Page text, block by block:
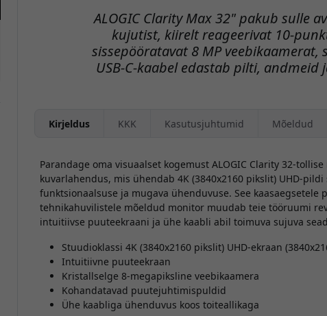
ALOGIC Clarity Max 32" pakub sulle
kujutist, kiirelt reageerivat 10-
sissepööratavat 8 MP veebikaamerat,
USB-C-kaabel edastab pilti, andmeid
Kirjeldus KKK Kasutusjuhtumid Mõeldud
Parandage oma visuaalset kogemust ALOGIC Clarity 32-
kuvarlahendus, mis ühendab 4K (3840x2160 pikslit) UHD-
funktsionaalsuse ja mugava ühenduvuse. See kaasaegsetele
tehnikahuvilistele mõeldud monitor muudab teie tööruumi
intuitiivse puuteekraani ja ühe kaabli abil toimuva sujuva
Stuudioklassi 4K (3840x2160 pikslit) UHD-ekraan
Intuitiivne puuteekraan
Kristallselge 8-megapiksline veebikaamera
Kohandatavad puutejuhtimispuldid
Ühe kaabliga ühenduvus koos toiteallikaga